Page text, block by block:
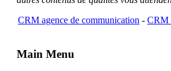
CRM agence de communication - CRM
Main Menu